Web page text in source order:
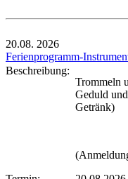
20.08. 2026
Ferienprogramm-
Beschreibung:
Trommeln
Geduld
Getränk)